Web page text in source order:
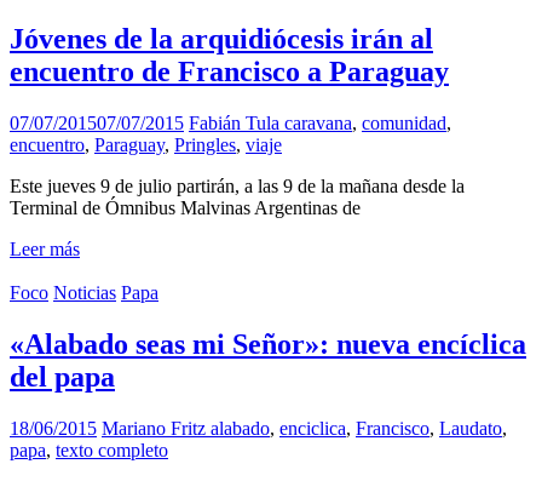
Jóvenes de la arquidiócesis irán al
encuentro de Francisco a Paraguay
07/07/201507/07/2015 Fabián Tula caravana, comunidad,
encuentro, Paraguay, Pringles, viaje
Este jueves 9 de julio partirán, a las 9 de la mañana desde la
Terminal de Ómnibus Malvinas Argentinas de
Leer más
Foco Noticias Papa
«Alabado seas mi Señor»: nueva encíclica
del papa
18/06/2015 Mariano Fritz alabado, enciclica, Francisco, Laudato,
papa, texto completo